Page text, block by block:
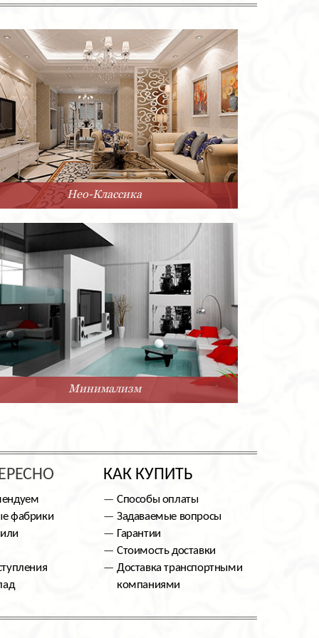
Нео-Классика
Минимализм
фабрики
КАК КУПИТЬ
Способы оплаты
Задаваемые вопросы
Гарантии
Стоимость доставки
Доставка транспортными
компаниями